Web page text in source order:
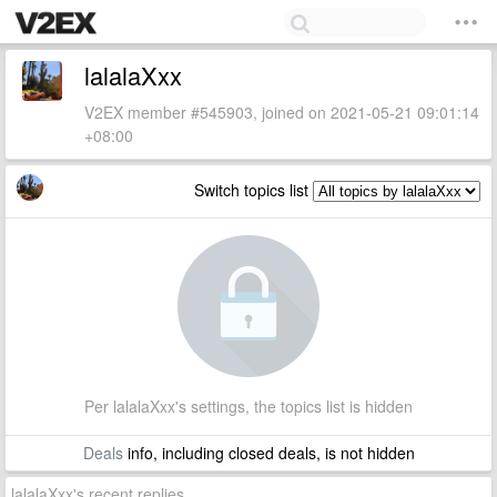
lalalaXxx
V2EX member #545903, joined on 2021-05-21 09:01:14
+08:00
Switch topics list
Per lalalaXxx's settings, the topics list is hidden
Dealsinfo, including closed deals, is not hidden